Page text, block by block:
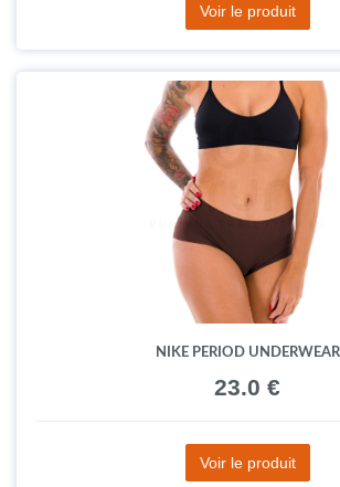
Voir le produit
NIKE PERIOD UNDERWEAR
23.0 €
Voir le produit